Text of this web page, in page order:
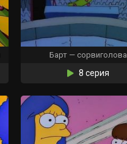
Барт — сорвиголова
8 серия